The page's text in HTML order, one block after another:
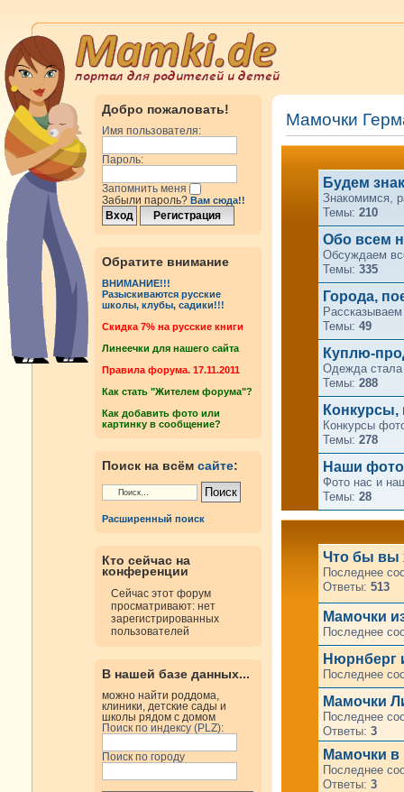
Добро пожаловать!
Имя пользователя:
Пароль:
Запомнить меня
Забыли пароль? Вам сюда!!
Обратите внимание
ВНИМАНИЕ!!!
Разыскиваются русские
школы, клубы, садики!!!
Cкидка 7% на русские книги
Линеечки для нашего сайта
Правила форума. 17.11.2011
Как стать "Жителем форума"?
Как добавить фото или
картинку в сообщение?
Поиск на всём сайте:
Расширенный поиск
Кто сейчас на
конференции
Сейчас этот форум
просматривают: нет
зарегистрированных
пользователей
В нашей базе данных...
можно найти роддома,
клиники, детские сады и
школы рядом с домом
Поиск по индексу (PLZ):
Поиск по городу
Мамочки
Будем
Знакомимся,
Темы: 210
Обо всем
Обсуждаем
Темы: 335
Города,
Темы: 49
Куплю-
Одежда стала
Темы: 288
Конкурсы,
Конкурсы
Темы: 278
Наши
Фото нас и
Темы: 28
Что бы вы
Последнее
Ответы: 513
Мамочки
Последнее
Нюрнберг
Последнее
Мамочки
Последнее
Ответы: 3
Мамочки в
Последнее
Ответы: 3